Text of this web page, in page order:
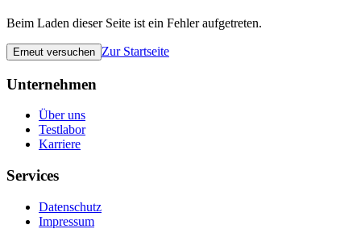
Beim Laden dieser Seite ist ein Fehler aufgetreten.
Erneut versuchen Zur Startseite
Unternehmen
Über uns
Testlabor
Karriere
Services
Datenschutz
Impressum